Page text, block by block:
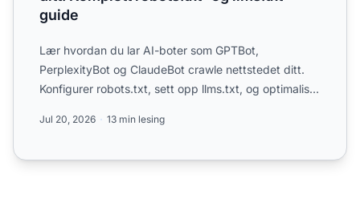
guide
Lær hvordan du lar AI-boter som GPTBot,
PerplexityBot og ClaudeBot crawle nettstedet ditt.
Konfigurer robots.txt, sett opp llms.txt, og optimaliser
Jul 20, 2026 13 min lesing